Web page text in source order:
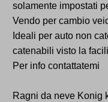
solamente impostati
Vendo per cambio
Ideali per auto non
catenabili visto la
Per info contattatemi
Ragni da neve Konig